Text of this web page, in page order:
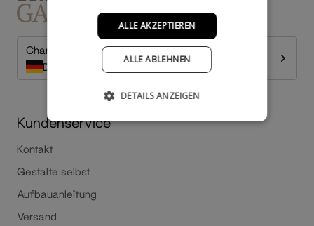
Change country
Deutschland
Kundenservice
Kontakt
Gestalte selbst
Aufbauanleitung
Versand
ALLE AKZEPTIEREN
ALLE ABLEHNEN
DETAILS ANZEIGEN